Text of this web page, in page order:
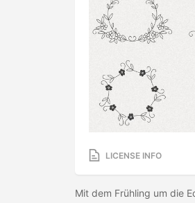
LICENSE INFO
Mit dem Frühling um die